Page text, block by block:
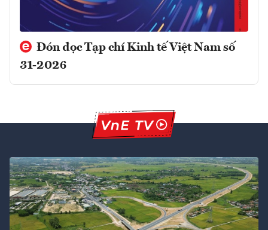
Đón đọc Tạp chí Kinh tế Việt Nam số
31-2026